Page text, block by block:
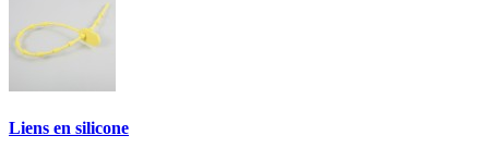
Liens en silicone